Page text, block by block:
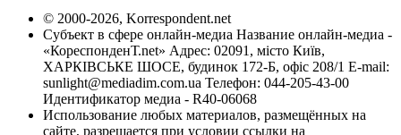
© 2000-2026, Korrespondent.net
Субъект в сфере онлайн-медиа Название онлайн-медиа -
«КореспонденТ.net» Адрес: 02091, місто Київ,
ХАРКІВСЬКЕ ШОСЕ, будинок 172-Б, офіс 208/1 E-mail:
sunlight@mediadim.com.ua Телефон: 044-205-43-00
Идентификатор медиа - R40-06068
Использование любых материалов, размещённых на
сайте, разрешается при условии ссылки на